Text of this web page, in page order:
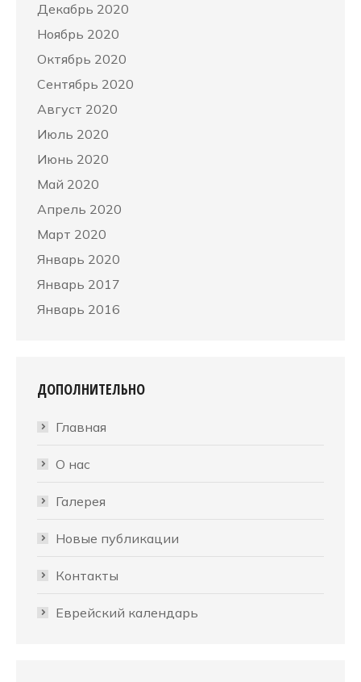
Декабрь 2020
Ноябрь 2020
Октябрь 2020
Сентябрь 2020
Август 2020
Июль 2020
Июнь 2020
Май 2020
Апрель 2020
Март 2020
Январь 2020
Январь 2017
Январь 2016
ДОПОЛНИТЕЛЬНО
Главная
О нас
Галерея
Новые публикации
Контакты
Еврейский календарь